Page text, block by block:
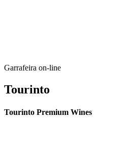
Garrafeira on-line
Tourinto
Tourinto Premium Wines